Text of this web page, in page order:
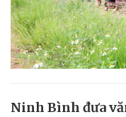
Ninh Bình đưa